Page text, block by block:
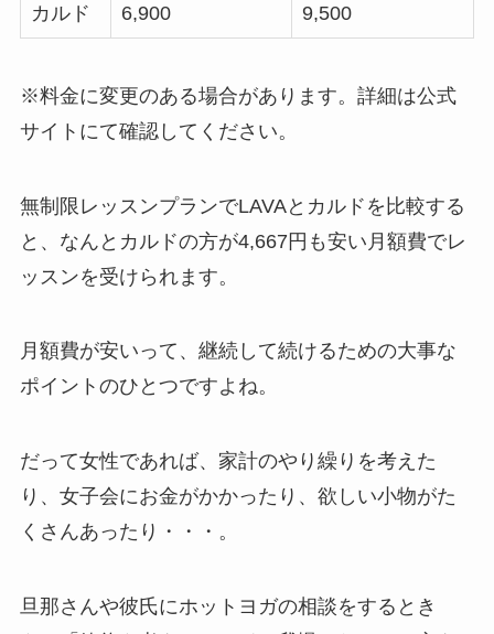
カルド 6,900 9,500
※料金に変更のある場合があります。詳細は公式
サイトにて確認してください。
無制限レッスンプランでLAVAとカルドを比較する
と、なんと カルドの方が4,667円も安い月額費でレ
ッスンを受けられます。
月額費が安いって、継続して続けるための大事な
ポイントのひとつですよね。
だって女性であれば、家計のやり繰りを考えた
り、女子会にお金がかかったり、欲しい小物がた
くさんあったり・・・。
旦那さんや彼氏にホットヨガの相談をするとき